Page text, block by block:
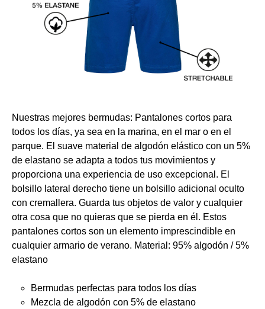
Nuestras mejores bermudas: Pantalones cortos para
todos los días, ya sea en la marina, en el mar o en el
parque. El suave material de algodón elástico con un 5%
de elastano se adapta a todos tus movimientos y
proporciona una experiencia de uso excepcional. El
bolsillo lateral derecho tiene un bolsillo adicional oculto
con cremallera. Guarda tus objetos de valor y cualquier
otra cosa que no quieras que se pierda en él. Estos
pantalones cortos son un elemento imprescindible en
cualquier armario de verano. Material: 95% algodón / 5%
elastano
Bermudas perfectas para todos los días
Mezcla de algodón con 5% de elastano